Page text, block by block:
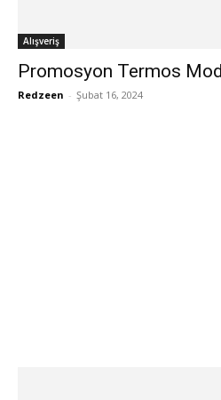
Alışveriş
Promosyon Termos
Redzeen - Şubat 16, 2024